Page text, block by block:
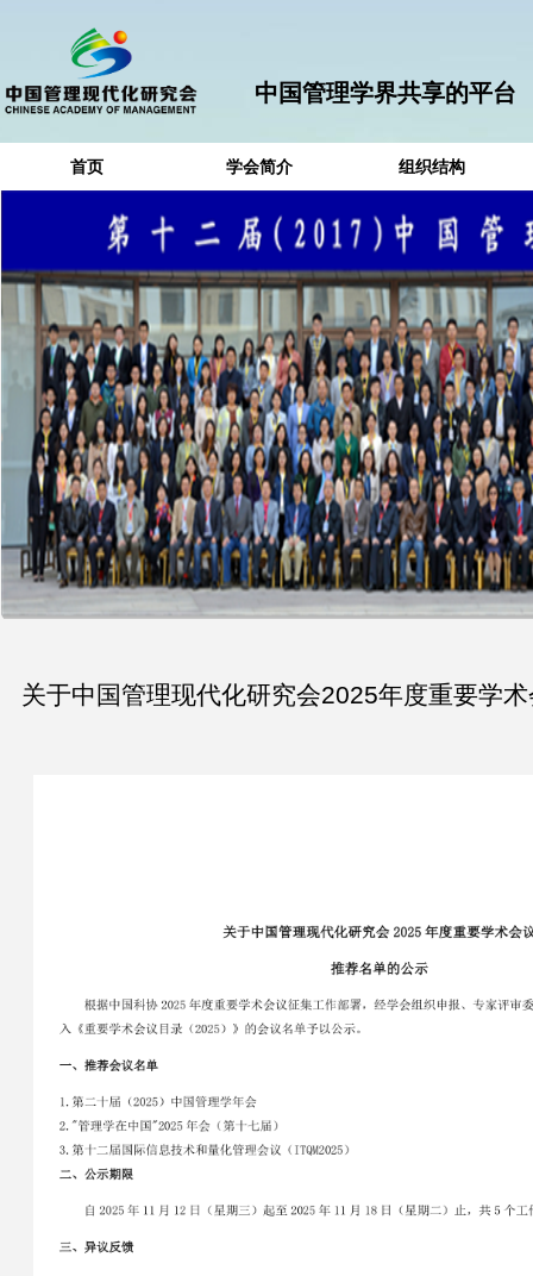
中国管理学界共享的平台
首页 学会简介 组织结构
关于中国管理现代化研究会2025年度重要学